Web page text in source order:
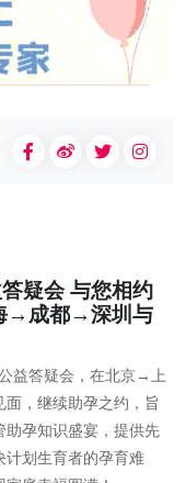
疑会 与您相约
→成都→深圳与
益答疑会，在北京→上
，继续助孕之约，旨
助孕知识盛宴，提供先
计划生育者的孕育难